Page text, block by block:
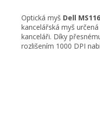
Optická myš Dell MS116
kancelářská myš
kanceláři. Díky
rozlišením 1000 DPI